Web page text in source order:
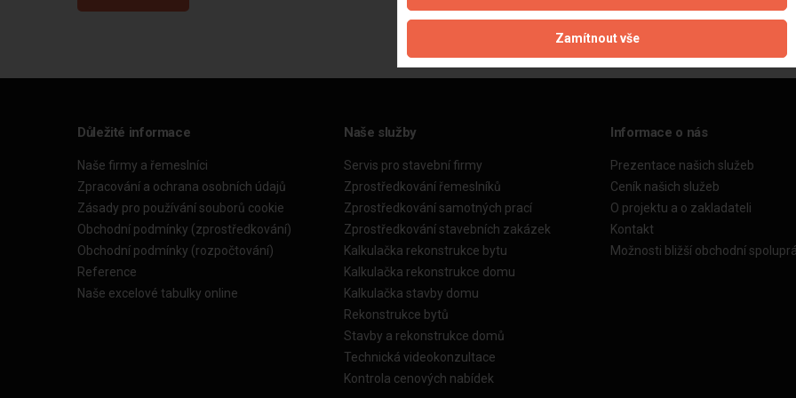
Důležité informace
Naše firmy a řemeslníci
Zpracování a ochrana osobních údajů
Zásady pro používání souborů cookie
Obchodní podmínky (zprostředkování)
Obchodní podmínky (rozpočtování)
Reference
Naše excelové tabulky online
Naše služby
Servis pro stavební firmy
Zprostředkování řemeslníků
Zprostředkování samotných prací
Zprostředkování stavebních zakázek
Kalkulačka rekonstrukce bytu
Kalkulačka rekonstrukce domu
Kalkulačka stavby domu
Rekonstrukce bytů
Stavby a rekonstrukce domů
Technická videokonzultace
Kontrola cenových nabídek
Informace o nás
Prezentace našich služeb
Ceník našich služeb
O projektu a o zakladateli
Kontakt
Možnosti bližší obchodní
Zamítnout vše